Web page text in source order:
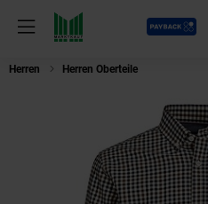
Menü
Payback
Herren Herren Oberteile